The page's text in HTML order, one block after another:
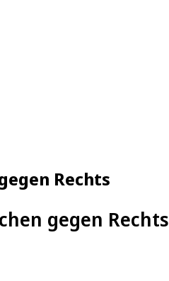
Rechts
gegen Rechts